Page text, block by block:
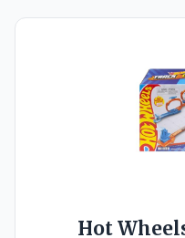
Hot